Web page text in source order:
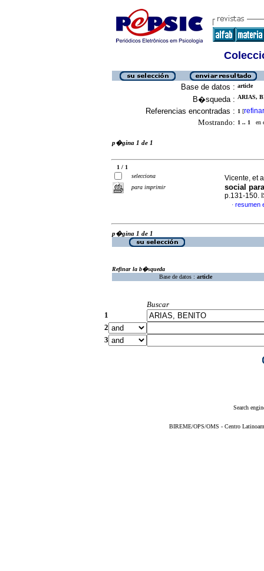
Base de datos : article
B�squeda : ARIAS,
Referencias encontradas : 1 [refinar
Mostrando: 1 .. 1 en
p�gina 1 de 1
1 / 1
selecciona
para imprimir
Vicente, et
social
p.131-150.
· resumen
p�gina 1 de 1
Refinar la b�squeda
Base de datos : article
Buscar
1
2
3
Search
BIREME/OPS/OMS - Centro